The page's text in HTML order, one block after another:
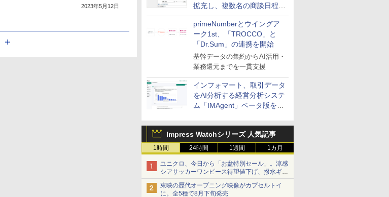
拡充し、複数名の商談日程調
整を効率化
primeNumberとウイングア
ーク1st、「TROCCO」と
「Dr.Sum」の連携を開始
基幹データの集約からAI活用・
業務還元までを一貫支援
インフォマート、取引データ
をAI分析する経営分析システ
ム「IMAgent」ベータ版を提
Impress Watchシリーズ 人気記事
1時間 24時間 1週間 1カ月
ユニクロ、今日から「お盆特別セール」。涼感
シアサッカーワンピース待望値下げ、撥水ギア
ショーツは1990円に
東映の歴代オープニング映像がカプセルトイ
に。全5種で8月下旬発売
2023年5月12日